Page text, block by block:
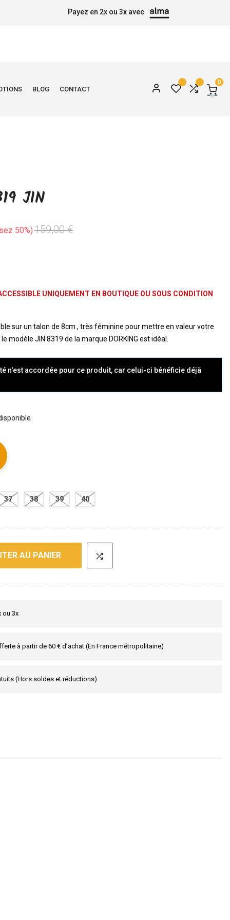
Payez en 2x ou 3x avec
BLOG CONTACT
0
JIN
50% 159,00 €
UNIQUEMENT EN BOUTIQUE OU SOUS CONDITION
sur un talon de 8cm , très féminine pour mettre en valeur votre
modèle JIN 8319 de la marque DORKING est idéal.
n'est accordée pour ce produit, car celui-ci bénéficie déjà
37 38 39 40
AU PANIER
ou 3x
à partir de 60 € d’achat (En France métropolitaine)
(Hors soldes et réductions)